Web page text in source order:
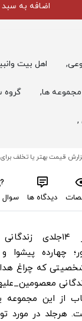
اضافه به سبد
اهل بیت
مجموعه ها, گروه
,
قیمت بهتر یا تخلف
دیدگاه ها سوال
مجموعه مصور
چهارده پیشوا
که چراغ
از این مجموعه
هرجلد در مورد